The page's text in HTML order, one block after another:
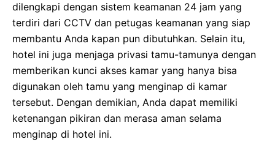
dilengkapi dengan sistem keamanan 24 jam yang
terdiri dari CCTV dan petugas keamanan yang siap
membantu Anda kapan pun dibutuhkan. Selain itu,
hotel ini juga menjaga privasi tamu-tamunya dengan
memberikan kunci akses kamar yang hanya bisa
digunakan oleh tamu yang menginap di kamar
tersebut. Dengan demikian, Anda dapat memiliki
ketenangan pikiran dan merasa aman selama
menginap di hotel ini.